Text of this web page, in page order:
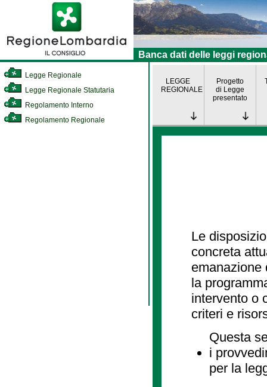
Banca dati delle leggi
Legge Regionale
Legge Regionale Statutaria
Regolamento Interno
Regolamento Regionale
LEGGE
REGIONALE
Progetto
di Legge
presentato
Le
concreta
emanazione
la
intervento o
criteri e
Questa
i
per la